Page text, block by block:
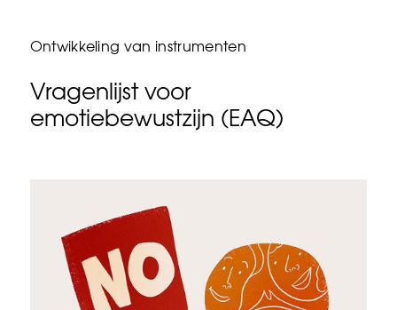
Ontwikkeling van instrumenten
Vragenlijst voor
emotiebewustzijn (EAQ)